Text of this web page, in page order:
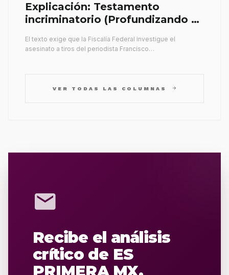
Explicación: Testamento
incriminatorio (Profundizando su
El texto exige que la Fiscalía Federal investigue el
asesinato a tiros del periodista Francisco…
VER TODAS LAS COLUMNAS arrow_forward
mail
Recibe el análisis
crítico de ES
PRIMERA MX.